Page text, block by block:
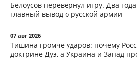
Белоусов перевернул игру. Два
главный вывод о русской армии
07 авг 2026
Тишина громче ударов: почему
доктрине Дуэ, а Украина и Запад